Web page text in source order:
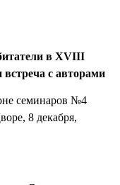
в XVIII
с авторами
семинаров №4
8 декабря,